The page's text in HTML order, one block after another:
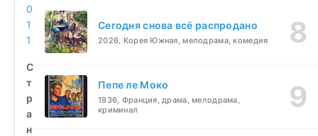
0
1
1
С
т
р
а
н
Сегодня снова всё распродано
2026, Корея Южная, мелодрама, комедия
Пепе ле Моко
1936, Франция, драма, мелодрама,
криминал